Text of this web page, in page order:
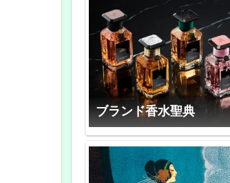
ブランド香水聖典